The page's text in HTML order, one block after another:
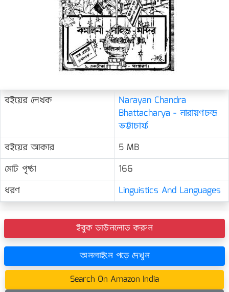
বইয়ের লেখক
Narayan Chandra
Bhattacharya - নারায়ণচন্দ্র
ভট্টাচার্য্য
বইয়ের আকার
5 MB
মোট পৃষ্ঠা
166
ধরণ
Linguistics And Languages
ইবুক ডাউনলোড করুন
অনলাইনে পড়ে দেখুন
Search On Amazon India